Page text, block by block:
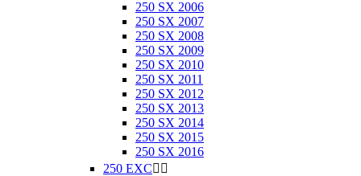
250 SX 2006
250 SX 2007
250 SX 2008
250 SX 2009
250 SX 2010
250 SX 2011
250 SX 2012
250 SX 2013
250 SX 2014
250 SX 2015
250 SX 2016
250 EXC 